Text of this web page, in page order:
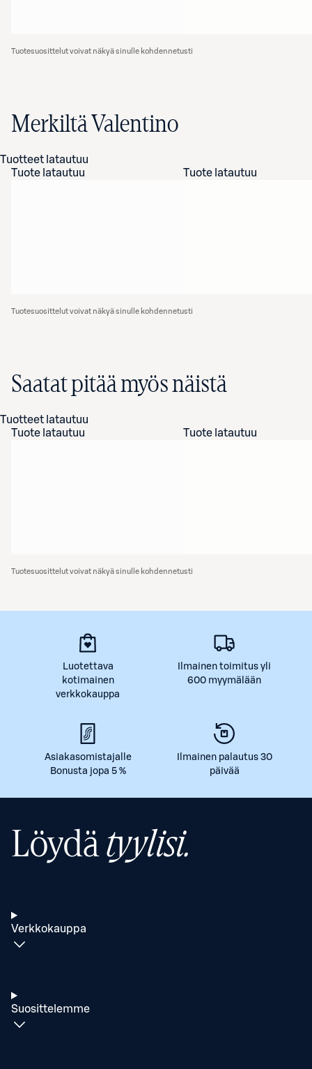
Tuotesuosittelut voivat näkyä sinulle kohdennetusti
Merkiltä Valentino
Tuotteet latautuu
Tuote latautuu
Tuote latautuu
Tuotesuosittelut voivat näkyä sinulle kohdennetusti
Saatat pitää myös näistä
Tuotteet latautuu
Tuote latautuu
Tuote latautuu
Tuotesuosittelut voivat näkyä sinulle kohdennetusti
Luotettava
kotimainen
verkkokauppa
Ilmainen toimitus yli
600 myymälään
Asiakasomistajalle
Bonusta jopa 5 %
Ilmainen palautus 30
päivää
Löydätyylisi.
Verkkokauppa
Suosittelemme